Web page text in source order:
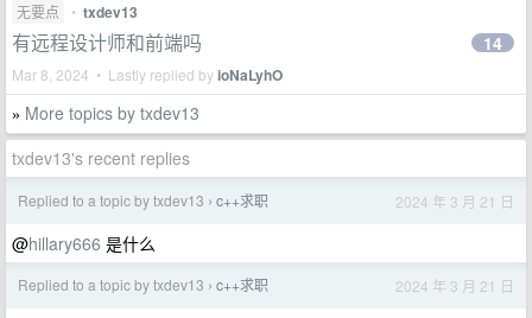
无要点 • txdev13
有远程设计师和前端吗
Mar 8, 2024 • Lastly replied byioNaLyhO
14
» More topics by txdev13
txdev13's recent replies
Replied to a topic by txdev13 › c++求职 2024 年 3 月 21 日
@hillary666 是什么
Replied to a topic by txdev13 › c++求职 2024 年 3 月 21 日